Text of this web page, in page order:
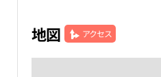
地図 アクセス